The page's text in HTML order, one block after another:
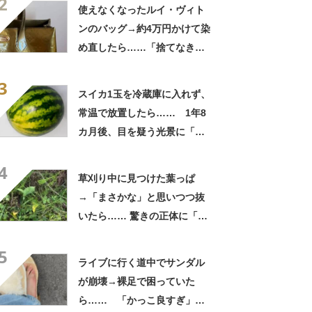
使えなくなったルイ・ヴィト
ンのバッグ→約4万円かけて染
め直したら……「捨てなきゃ
スイカ1玉を冷蔵庫に入れず、
常温で放置したら…… 1年8
カ月後、目を疑う光景に「ヤ
草刈り中に見つけた葉っぱ
→「まさかな」と思いつつ抜
いたら…… 驚きの正体に「お
ライブに行く道中でサンダル
が崩壊→裸足で困っていた
ら…… 「かっこ良すぎ」ま